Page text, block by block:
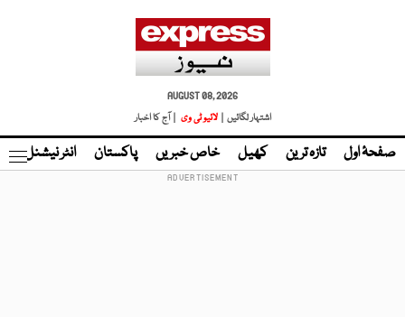
AUGUST 08, 2026
اشتہار لگائیں |
لائیو ٹی وی | آج کا اخبار
صفحۂ اول تازہ ترین کھیل خاص خبریں پاکستان انٹر نیشنل